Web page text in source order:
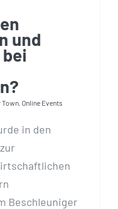
und
Town Online Events
in den
Beschleuniger